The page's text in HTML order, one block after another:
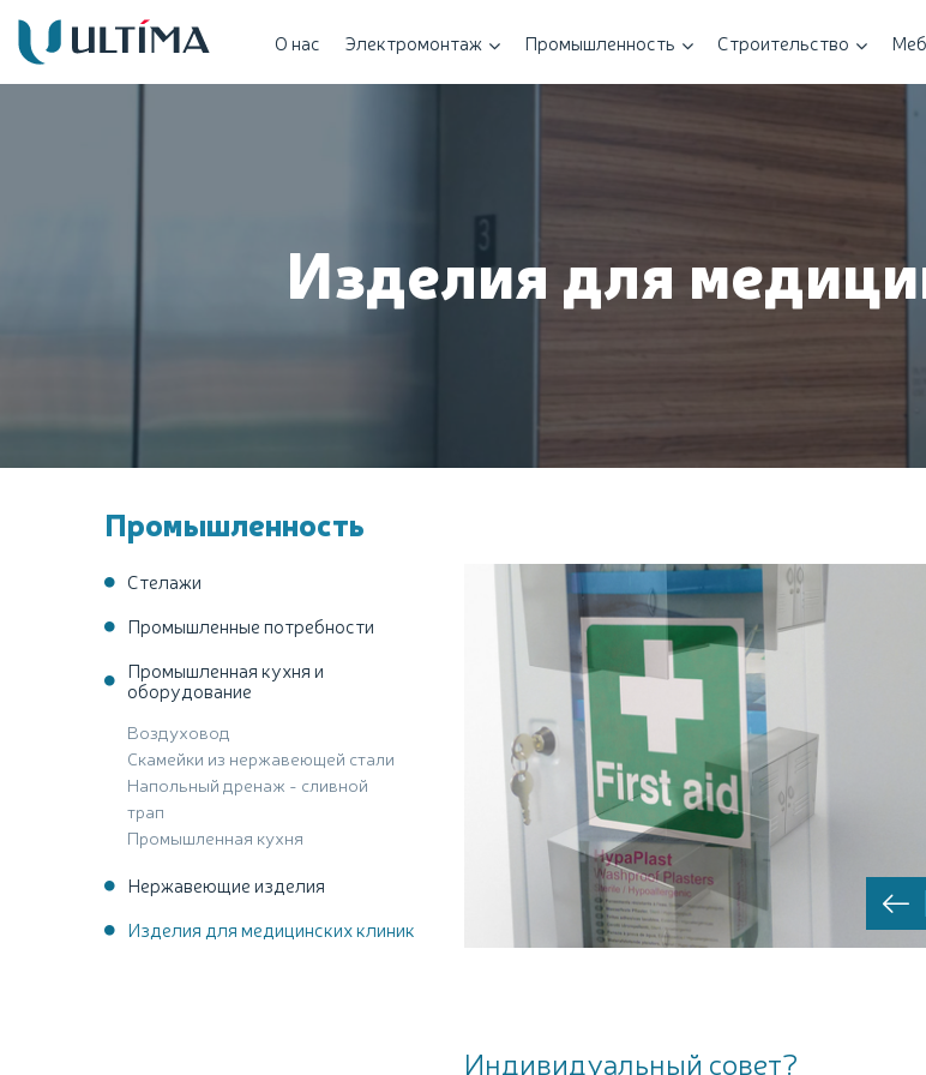
О нас Электромонтаж Промышленность Строительство
Изделия для
Промышленность
Стелажи
Промышленные потребности
Промышленная кухня и
оборудование
Воздуховод
Скамейки из нержавеющей стали
Напольный дренаж - сливной
трап
Промышленная кухня
Нержавеющие изделия
Изделия для медицинских клиник
Индивидуальный совет?